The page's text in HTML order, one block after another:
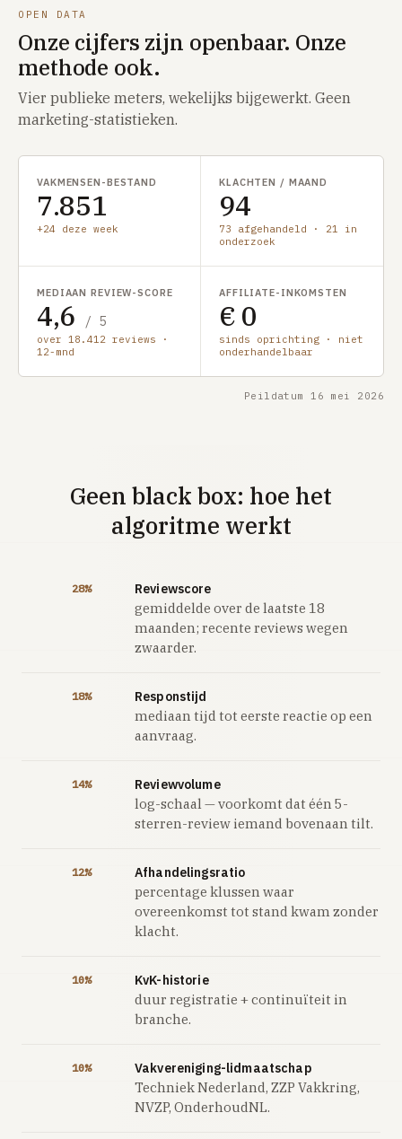
OPEN DATA
Onze cijfers zijn openbaar. Onze
methode ook.
Vier publieke meters, wekelijks bijgewerkt. Geen
marketing-statistieken.
VAKMENSEN-BESTAND
7.851
+24 deze week
KLACHTEN / MAAND
94
73 afgehandeld · 21 in
onderzoek
MEDIAAN REVIEW-SCORE
4,6 / 5
over 18.412 reviews ·
12-mnd
AFFILIATE-INKOMSTEN
€ 0
sinds oprichting · niet
onderhandelbaar
Peildatum 16 mei 2026
Geen black box: hoe het
algoritme werkt
28% Reviewscore
gemiddelde over de laatste 18
maanden; recente reviews wegen
zwaarder.
18% Responstijd
mediaan tijd tot eerste reactie op een
aanvraag.
14% Reviewvolume
log-schaal — voorkomt dat één 5-
sterren-review iemand bovenaan tilt.
12% Afhandelingsratio
percentage klussen waar
overeenkomst tot stand kwam zonder
klacht.
10% KvK-historie
duur registratie + continuïteit in
branche.
10% Vakvereniging-lidmaatschap
Techniek Nederland, ZZP Vakkring,
NVZP, OnderhoudNL.